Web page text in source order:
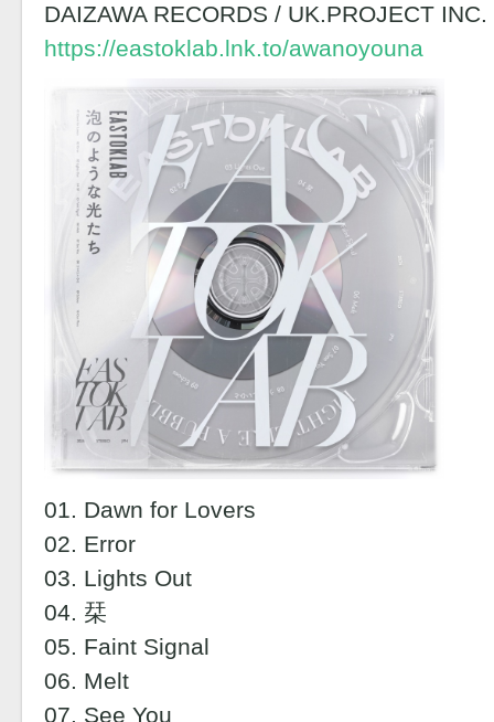
DAIZAWA RECORDS / UK.PROJECT INC.
https://eastoklab.lnk.to/awanoyouna
01. Dawn for Lovers
02. Error
03. Lights Out
04. 栞
05. Faint Signal
06. Melt
07. See You